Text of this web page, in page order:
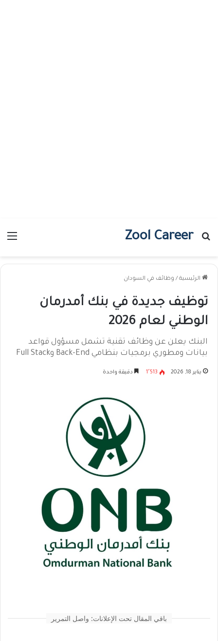
Zool Career
بحث عن
الرئيسية / وظائف في السودان
توظيف جديدة في بنك أمدرمان
الوطني لعام 2026
البنك يعلن عن وظائف تقنية تشمل مسؤول قواعد
بيانات ومطوري برمجيات بنظامي Back-End وFull Stack
يناير 18, 2026 1٬513 دقيقة واحدة
باقي المقال تحت الإعلانات: واصل التمرير